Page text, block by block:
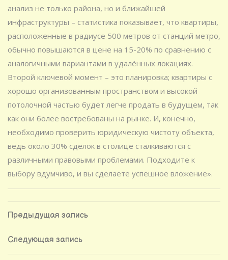
анализ не только района, но и ближайшей
инфраструктуры – статистика показывает, что квартиры,
расположенные в радиусе 500 метров от станций метро,
обычно повышаются в цене на 15-20% по сравнению с
аналогичными вариантами в удалённых локациях.
Второй ключевой момент – это планировка; квартиры с
хорошо организованным пространством и высокой
потолочной частью будет легче продать в будущем, так
как они более востребованы на рынке. И, конечно,
необходимо проверить юридическую чистоту объекта,
ведь около 30% сделок в столице сталкиваются с
различными правовыми проблемами. Подходите к
выбору вдумчиво, и вы сделаете успешное вложение».
Навигация
по
Предыдущая
Предыдущая запись
Следующая
Следующая запись